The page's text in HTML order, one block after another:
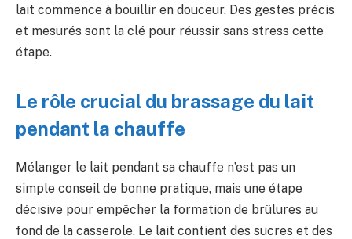
lait commence à bouillir en douceur. Des gestes précis
et mesurés sont la clé pour réussir sans stress cette
étape.
Le rôle crucial du brassage du lait
pendant la chauffe
Mélanger le lait pendant sa chauffe n’est pas un
simple conseil de bonne pratique, mais une étape
décisive pour empêcher la formation de brûlures au
fond de la casserole. Le lait contient des sucres et des